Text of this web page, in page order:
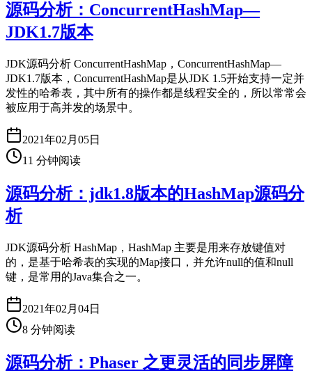
源码分析：ConcurrentHashMap—
JDK1.7版本
JDK源码分析 ConcurrentHashMap，ConcurrentHashMap—
JDK1.7版本，ConcurrentHashMap是从JDK 1.5开始支持一定并
发性的哈希表，其中所有的操作都是线程安全的，所以常常会
被应用于高并发的场景中。
2021年02月05日
11 分钟阅读
源码分析：jdk1.8版本的HashMap源码分
析
JDK源码分析 HashMap，HashMap 主要是用来存放键值对
的，是基于哈希表的实现的Map接口，并允许null的值和null
键，是常用的Java集合之一。
2021年02月04日
8 分钟阅读
源码分析：Phaser 之更灵活的同步屏障